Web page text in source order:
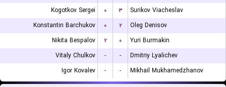
Kogotkov Sergei ۰ ۳
Surikov Viacheslav
Konstantin Barchukov
۰ ۲
Oleg Denisov
Nikita Bespalov
۲ ۰
Yuri Burmakin
Vitaly Chulkov
- -
Dmitriy Lyalichev
Igor Kovalev
- - Mikhail Mukhamedzhanov